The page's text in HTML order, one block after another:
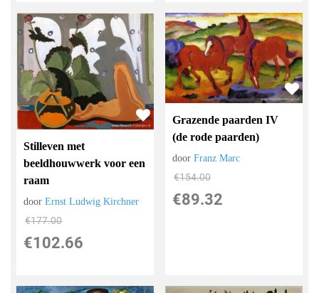
Stilleven met
beeldhouwwerk voor een
raam
doorErnst Ludwig Kirchner
€177.00
€102.66
Grazende paarden IV
(de rode paarden)
doorFranz Marc
€154.00
€89.32